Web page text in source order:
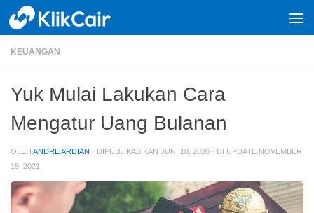
Skip to content
KEUANGAN
Yuk Mulai Lakukan Cara
Mengatur Uang Bulanan
OLEH ANDRE ARDIAN · DIPUBLIKASIKAN JUNI 18, 2020 · DI UPDATE NOVEMBER
19, 2021